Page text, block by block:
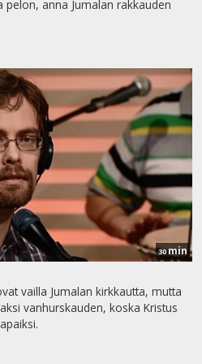
anna Jumalan rakkauden
30min
vailla Jumalan kirkkautta, mutta
vanhurskauden, koska Kristus